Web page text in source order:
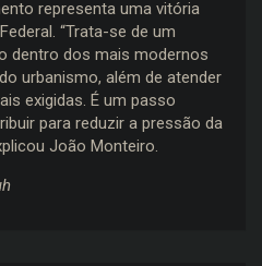
representa uma vitória
“Trata-se de um
dentro dos mais modernos
urbanismo, além de atender
exigidas. É um passo
para reduzir a pressão da
João Monteiro.